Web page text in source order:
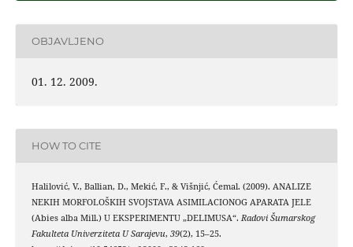
OBJAVLJENO
01. 12. 2009.
HOW TO CITE
Halilović, V., Ballian, D., Mekić, F., & Višnjić, Ćemal. (2009). ANALIZE
NEKIH MORFOLOŠKIH SVOJSTAVA ASIMILACIONOG APARATA JELE
(Abies alba Mill.) U EKSPERIMENTU „DELIMUSA“. Radovi Šumarskog
Fakulteta Univerziteta U Sarajevu, 39(2), 15–25.